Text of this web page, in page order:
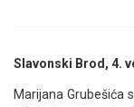
Slavonski Brod, 4.
Marijana Grubešića